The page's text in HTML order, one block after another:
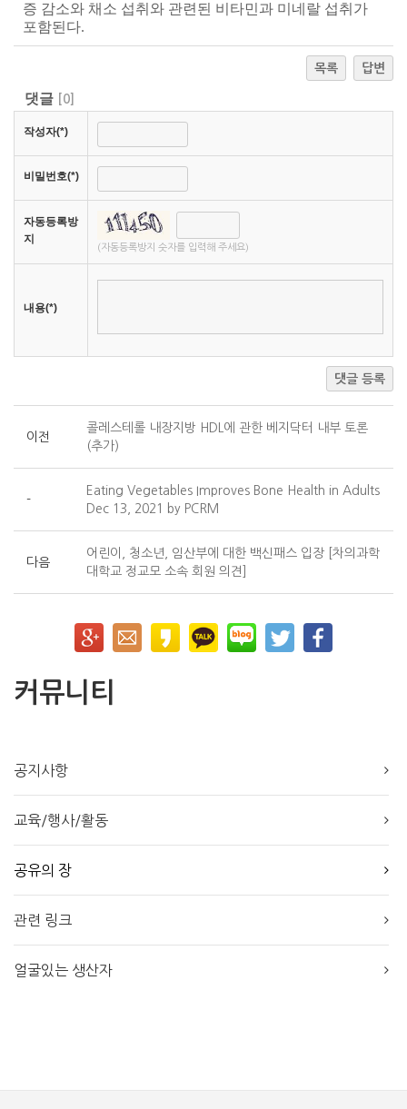
증 감소와 채소 섭취와 관련된 비타민과 미네랄 섭취가
포함된다.
목록 답변
댓글 0
작성자(*)
비밀번호(*)
자동등록방
지
(자동등록방지 숫자를 입력해 주세요)
내용(*)
댓글 등록
이전
콜레스테롤 내장지방 HDL에 관한 베지닥터 내부 토론
(추가)
-
Eating Vegetables Improves Bone Health in Adults
Dec 13, 2021 by PCRM
다음
어린이, 청소년, 임산부에 대한 백신패스 입장 [차의과학
대학교 정교모 소속 회원 의견]
커뮤니티
공지사항
교육/행사/활동
공유의 장
관련 링크
얼굴있는 생산자